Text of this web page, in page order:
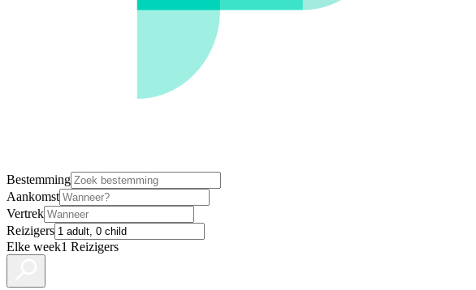
Bestemming
Aankomst
Vertrek
Reizigers
Elke week1 Reizigers